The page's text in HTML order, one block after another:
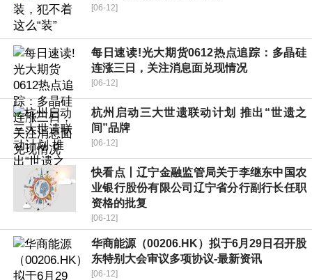
[06-12]
每日速读!光大期货0612热点追踪：多晶硅
连涨三日，关注消息面兑现情况
[06-12]
杭州启动三大世遗联动计划 推出“世遗之
间”品牌
[06-12]
快看点丨辽宁金融监管局关于李继东中国农
业银行股份有限公司辽宁省分行副行长任职
资格的批复
[06-12]
华商能源（00206.HK）拟于6月29日召开股
东特别大会审议多项协议-最新资讯
[06-12]